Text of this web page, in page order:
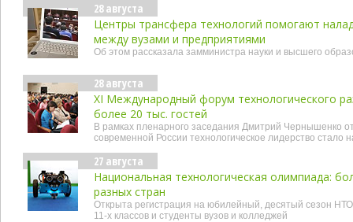
28 августа
Центры трансфера технологий помогают
между вузами и предприятиями
Об этом рассказала замминистра науки и высшего
28 августа
XI Международный форум технологического
более 20 тыс. гостей
В рамках пленарного заседания Дмитрий Чернышенко
современной России технологическое лидерство стало
27 августа
Национальная технологическая олимпиада:
разных стран
Открыта регистрация на юбилейный, десятый сезон
11-х классов и студенты вузов и колледжей